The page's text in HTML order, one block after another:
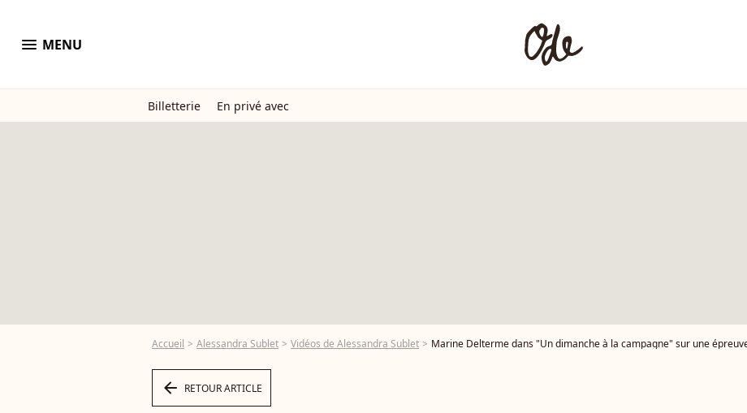
menu MENU
Billetterie En privé avec
Accueil Alessandra Sublet Vidéos de Alessandra Sublet Marine Delterme dans "Un dimanche à la campagne" sur une
arrow_left RETOUR ARTICLE